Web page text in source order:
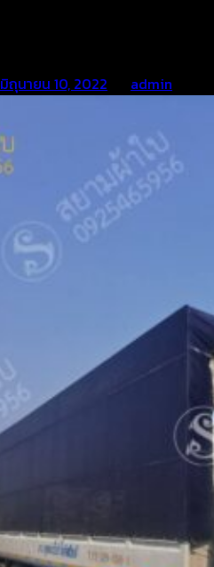
มิถุนายน 10, 2022 admin